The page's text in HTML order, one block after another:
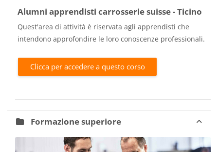
Alumni apprendisti carrosserie suisse - Ticino
Quest'area di attività è riservata agli apprendisti che
intendono approfondire le loro conoscenze professionali.
Clicca per accedere a questo corso
Formazione superiore